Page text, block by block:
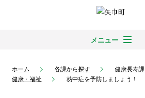
メニュー
ホーム 各課から探す
健康長寿課
健康・福祉
熱中症を予防しましょう！